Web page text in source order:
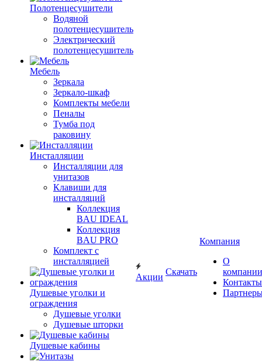
Полотенцесушители
Водяной
полотенцесушитель
Электрический
полотенцесушитель
Мебель
Зеркала
Зеркало-шкаф
Комплекты мебели
Пеналы
Тумба под
раковину
Инсталляции
Инсталляции для
унитазов
Клавиши для
инсталляций
Коллекция
BAU IDEAL
Коллекция
BAU PRO
Комплект с
инсталляцией
Душевые уголки и
ограждения
Душевые уголки
Душевые шторки
Душевые кабины
Акции
Скачать
Компания
О
компании
Контакты